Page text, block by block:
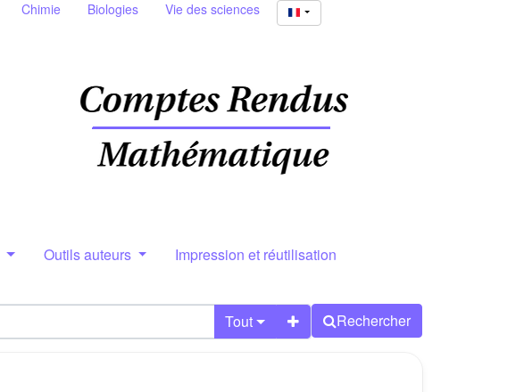
Chimie Biologies Vie des sciences
Outils auteurs Impression et réutilisation
Tout Rechercher